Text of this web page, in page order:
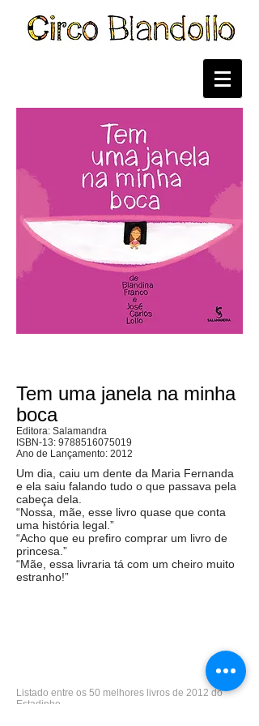
Tem uma janela na minha
boca
Editora: Salamandra
ISBN-13: 9788516075019
Ano de Lançamento: 2012
Um dia, caiu um dente da Maria Fernanda
e ela saiu falando tudo o que passava pela
cabeça dela.
“Nossa, mãe, esse livro quase que conta
uma história legal.”
“Acho que eu prefiro comprar um livro de
princesa.”
“Mãe, essa livraria tá com um cheiro muito
estranho!”
Listado entre os 50 melhores livros de 2012 do
Estadinho